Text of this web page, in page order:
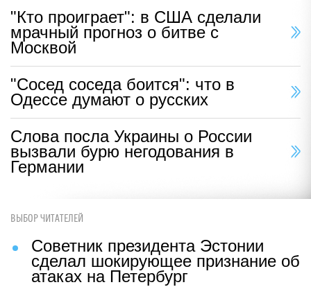
"Кто проиграет": в США сделали
мрачный прогноз о битве с
Москвой
"Сосед соседа боится": что в
Одессе думают о русских
Слова посла Украины о России
вызвали бурю негодования в
Германии
ВЫБОР ЧИТАТЕЛЕЙ
Советник президента Эстонии
сделал шокирующее признание об
атаках на Петербург